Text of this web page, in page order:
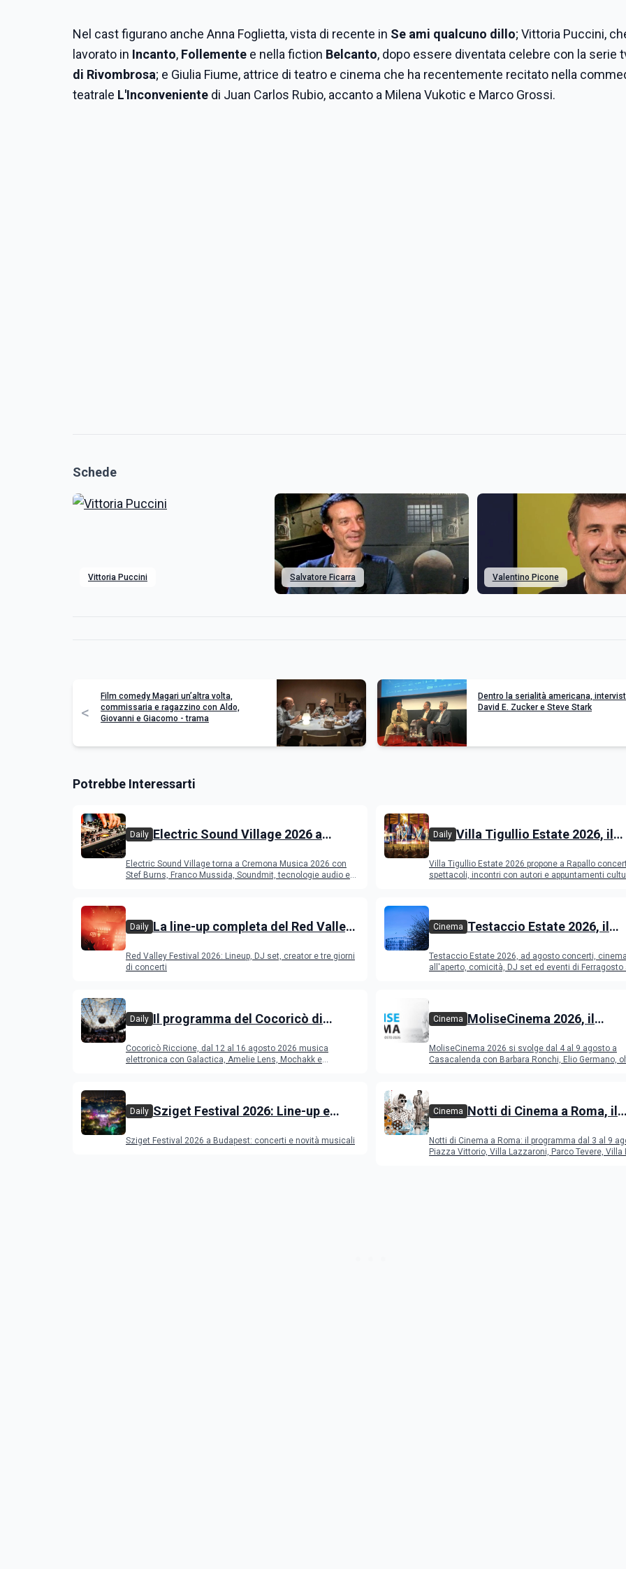
Nel cast figurano anche Anna Foglietta, vista di recente in Se ami qualcuno dillo; Vittoria Puccini,
lavorato in Incanto, Follemente e nella fiction Belcanto, dopo essere diventata celebre con la serie
di Rivombrosa; e Giulia Fiume, attrice di teatro e cinema che ha recentemente recitato nella
teatrale L'Inconveniente di Juan Carlos Rubio, accanto a Milena Vukotic e Marco Grossi.
Schede
Vittoria Puccini Salvatore Ficarra Valentino Picone
<
Film comedy Magari un’altra volta,
commissaria e ragazzino con Aldo,
Giovanni e Giacomo - trama
Dentro la serialità americana,
David E. Zucker e Steve Stark
Potrebbe Interessarti
Daily Electric Sound Village 2026 a
Young Band Contest, il programma
Electric Sound Village torna a Cremona Musica 2026 con
Stef Burns, Franco Mussida, Soundmit, tecnologie audio e
Daily Villa Tigullio Estate 2026, il
Villa Tigullio Estate 2026 propone a Rapallo
spettacoli, incontri con autori e appuntamenti
Daily La line-up completa del Red Valley
Red Valley Festival 2026: Lineup, DJ set, creator e tre giorni
di concerti
Cinema Testaccio Estate 2026, il
Ferragosto
Testaccio Estate 2026, ad agosto concerti, cinema
all'aperto, comicità, DJ set ed eventi di Ferragosto
Daily Il programma del Cocoricò di
Cocoricò Riccione, dal 12 al 16 agosto 2026 musica
elettronica con Galactica, Amelie Lens, Mochakk e
Cinema MoliseCinema 2026, il
MoliseCinema 2026 si svolge dal 4 al 9 agosto a
Casacalenda con Barbara Ronchi, Elio Germano,
Daily Sziget Festival 2026: Line-up e
Sziget Festival 2026 a Budapest: concerti e novità musicali
Cinema Notti di Cinema a Roma, il
Notti di Cinema a Roma: il programma dal 3 al 9
Piazza Vittorio, Villa Lazzaroni, Parco Tevere, Villa